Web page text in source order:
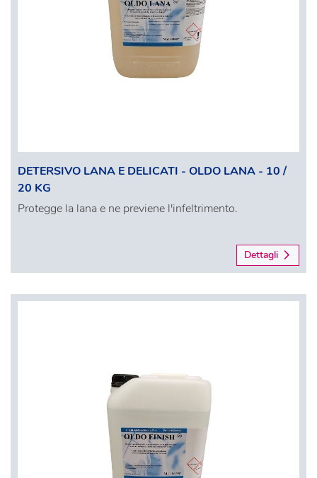
DETERSIVO LANA E DELICATI - OLDO LANA - 10 /
20 KG
Protegge la lana e ne previene l'infeltrimento.
Dettagli